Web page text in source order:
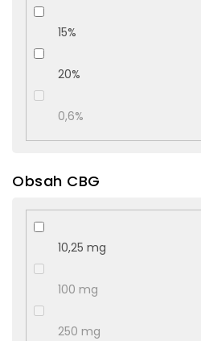
15%
20%
0,6%
Obsah CBG
10,25 mg
100 mg
250 mg